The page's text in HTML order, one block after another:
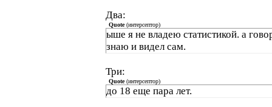
Два:
Quote(интерсептор)
ыше я не владею статистикой. а
знаю и видел сам.
Три:
Quote(интерсептор)
до 18 еще пара лет.